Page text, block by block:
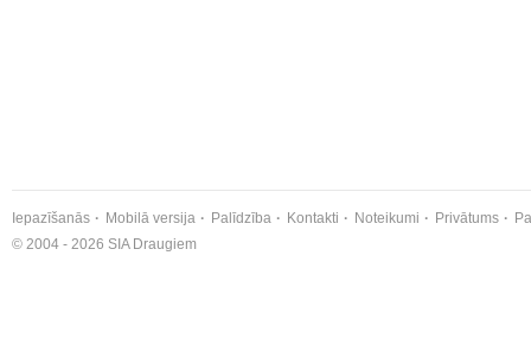
Iepazīšanās Mobilā versija Palīdzība Kontakti Noteikumi Privātums
© 2004 - 2026 SIA Draugiem